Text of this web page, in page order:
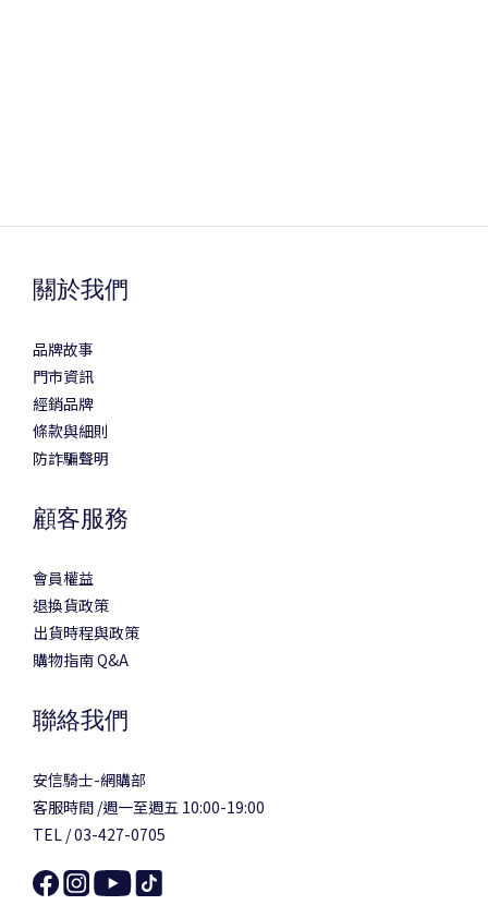
關於我們
品牌故事
門市資訊
經銷品牌
條款與細則
防詐騙聲明
顧客服務
會員權益
退換貨政策
出貨時程與政策
購物指南 Q&A
聯絡我們
安信騎士-網購部
客服時間 /週一至週五 10:00-19:00
TEL / 03-427-0705